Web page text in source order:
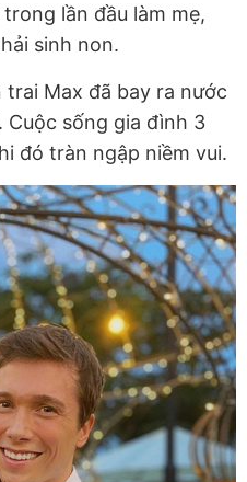
lần đầu làm mẹ,
sinh non.
Max đã bay ra nước
Cuộc sống gia đình 3
đó tràn ngập niềm vui.